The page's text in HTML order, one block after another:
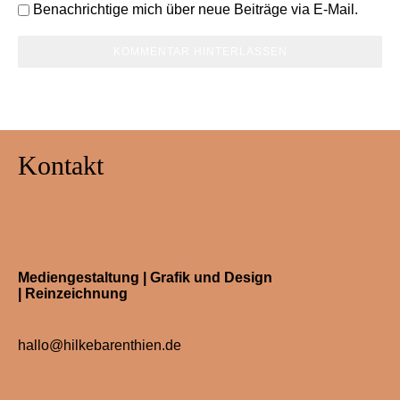
Benachrichtige mich über neue Beiträge via E-Mail.
Kontakt
Mediengestaltung | Grafik und Design
| Reinzeichnung
hallo@hilkebarenthien.de